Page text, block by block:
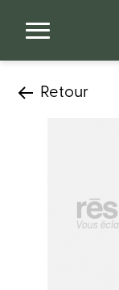
Retour